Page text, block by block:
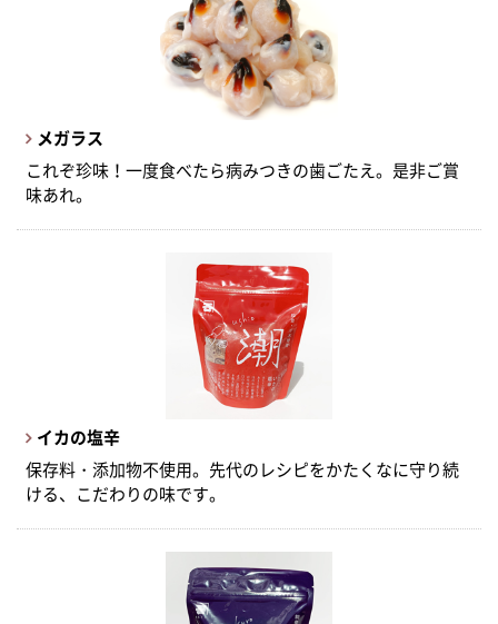
メガラス
これぞ珍味！一度食べたら病みつきの歯ごたえ。是非ご賞
味あれ。
イカの塩辛
保存料・添加物不使用。先代のレシピをかたくなに守り続
ける、こだわりの味です。